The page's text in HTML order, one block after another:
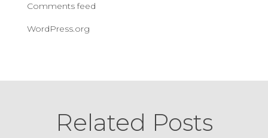
Comments feed
WordPress.org
Related Posts